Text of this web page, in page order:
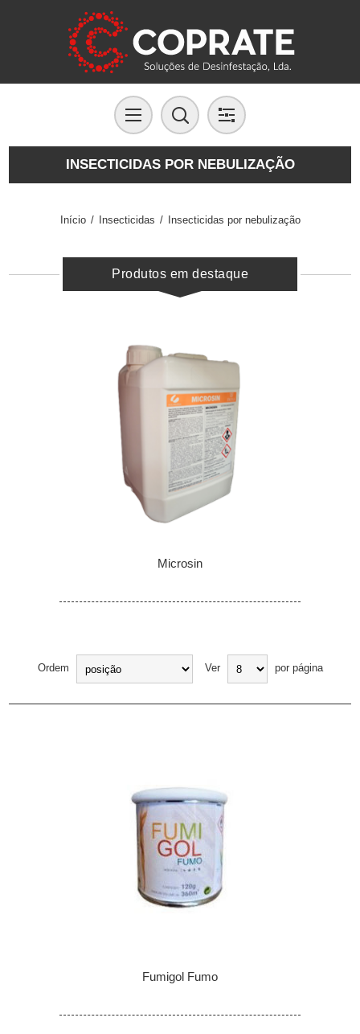
INSECTICIDAS POR NEBULIZAÇÃO
Início / Insecticidas / Insecticidas por nebulização
Produtos em destaque
Microsin
Ordem Ver por página
Fumigol Fumo